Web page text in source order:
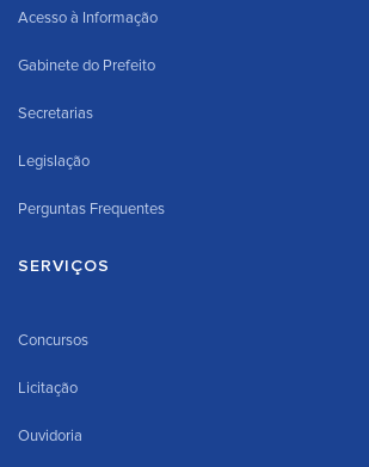
Acesso à Informação
Gabinete do Prefeito
Secretarias
Legislação
Perguntas Frequentes
SERVIÇOS
Concursos
Licitação
Ouvidoria